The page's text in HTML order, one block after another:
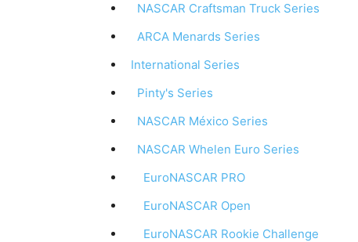
NASCAR Craftsman Truck Series
ARCA Menards Series
International Series
Pinty's Series
NASCAR México Series
NASCAR Whelen Euro Series
EuroNASCAR PRO
EuroNASCAR Open
EuroNASCAR Rookie Challenge